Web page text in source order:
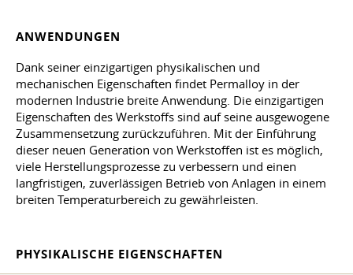
ANWENDUNGEN
Dank seiner einzigartigen physikalischen und
mechanischen Eigenschaften findet Permalloy in der
modernen Industrie breite Anwendung. Die einzigartigen
Eigenschaften des Werkstoffs sind auf seine ausgewogene
Zusammensetzung zurückzuführen. Mit der Einführung
dieser neuen Generation von Werkstoffen ist es möglich,
viele Herstellungsprozesse zu verbessern und einen
langfristigen, zuverlässigen Betrieb von Anlagen in einem
breiten Temperaturbereich zu gewährleisten.
PHYSIKALISCHE EIGENSCHAFTEN